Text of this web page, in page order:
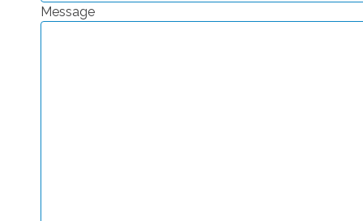
PLATEFORMES EXPÉRIMENTALES
Message